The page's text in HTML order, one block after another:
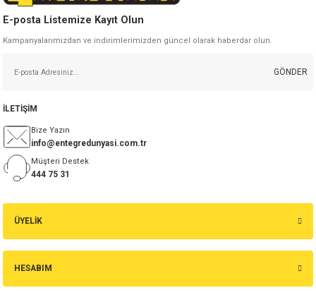
Gönder
E-posta Listemize Kayıt Olun
Kampanyalarımızdan ve indirimlerimizden güncel olarak haberdar olun.
GÖNDER
ÜYELİK
HESABIM
İLETİŞİM
Bize Yazın
info@entegredunyasi.com.tr
Müşteri Destek
444 75 31